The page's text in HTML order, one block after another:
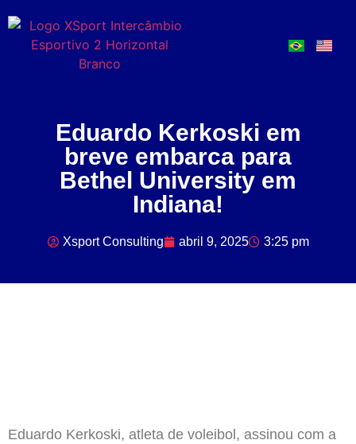
Eduardo Kerkoski em
breve embarca para
Bethel University em
Indiana!
Xsport Consulting abril 9, 2025 3:25 pm
Eduardo Kerkoski, atleta de voleibol, assinou com a